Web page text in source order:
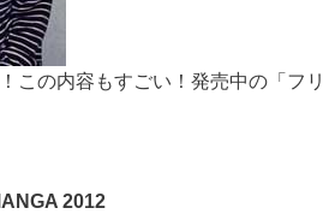
この内容もすごい！発売中の「フ
2012